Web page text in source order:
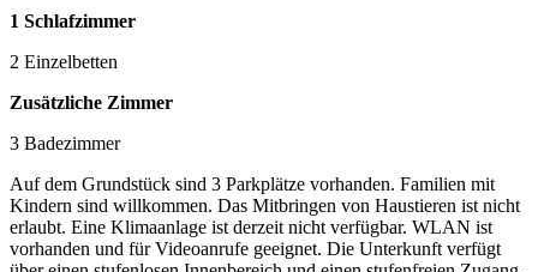
1 Schlafzimmer
2 Einzelbetten
Zusätzliche Zimmer
3 Badezimmer
Auf dem Grundstück sind 3 Parkplätze vorhanden. Familien mit
Kindern sind willkommen. Das Mitbringen von Haustieren ist nicht
erlaubt. Eine Klimaanlage ist derzeit nicht verfügbar. WLAN ist
vorhanden und für Videoanrufe geeignet. Die Unterkunft verfügt